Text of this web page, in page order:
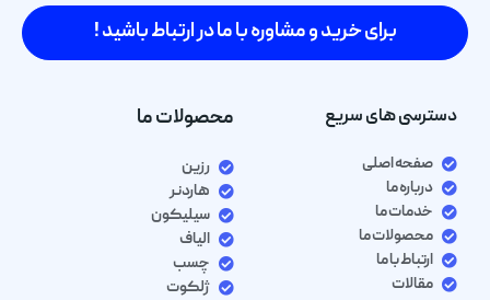
برای خرید و مشاوره با ما در ارتباط باشید !
دسترسی های سریع
صفحه اصلی
درباره ما
خدمات ما
محصولات ما
ارتباط با ما
مقالات
محصولات ما
رزین
هاردنر
سیلیکون
الیاف
چسب
ژلکوت